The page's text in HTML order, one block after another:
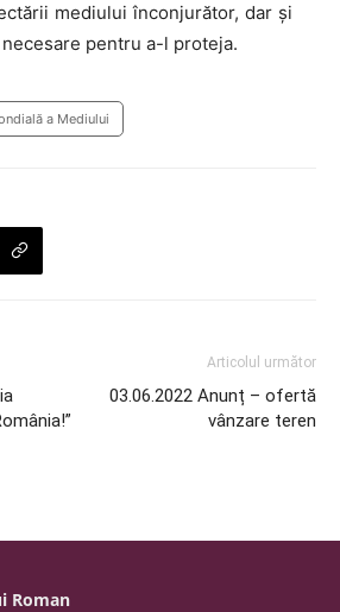
mediului înconjurător, dar și
pentru a-l proteja.
a Mediului
Articolul următor
03.06.2022 Anunț – ofertă
vânzare teren
Roman